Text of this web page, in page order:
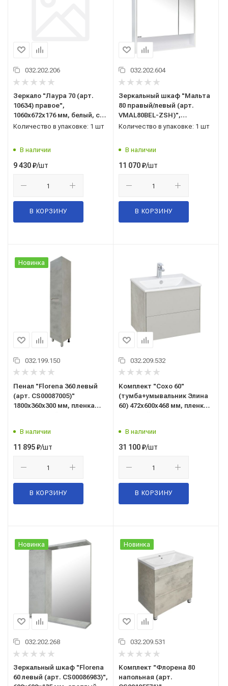
032.202.206
Зеркало "Лаура 70 (арт.
10634) правое",
1060x672x176 мм, белый, с
полочкой, со шкафчиком
Количество в упаковке: 1 шт
В наличии
9 430₽/шт
В КОРЗИНУ
032.202.604
Зеркальный шкаф "Мальта
80 правый/левый (арт.
VMAL80BEL-ZSH)",
850x800x134 мм, белый, с
Количество в упаковке: 1 шт
В наличии
11 070₽/шт
В КОРЗИНУ
Новинка
032.199.150
Пенал "Florena 360 левый
(арт. CS00087005)"
1800x360x300 мм, пленка
В наличии
11 895₽/шт
В КОРЗИНУ
032.209.532
Комплект "Сохо 60"
(тумба+умывальник Элина
60) 472x600x468 мм, пленка
В наличии
31 100₽/шт
В КОРЗИНУ
Новинка
032.202.268
Зеркальный шкаф "Florena
60 левый (арт. CS00086983)",
Новинка
032.209.531
Комплект "Флорена 80
напольная (арт.